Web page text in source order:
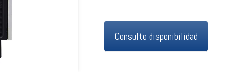
Consulte disponibilidad